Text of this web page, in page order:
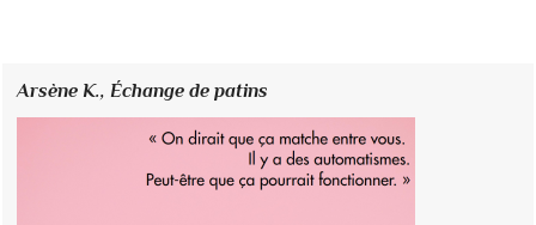
Arsène K.,Échange de patins